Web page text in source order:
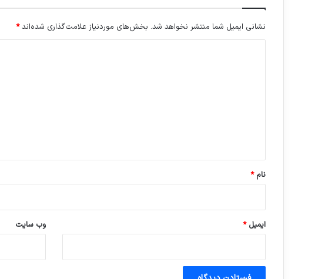
نشانی ایمیل شما منتشر نخواهد شد. بخش‌های موردنیاز علامت‌گذاری شده‌اند*
نام*
ایمیل* وب‌ سایت